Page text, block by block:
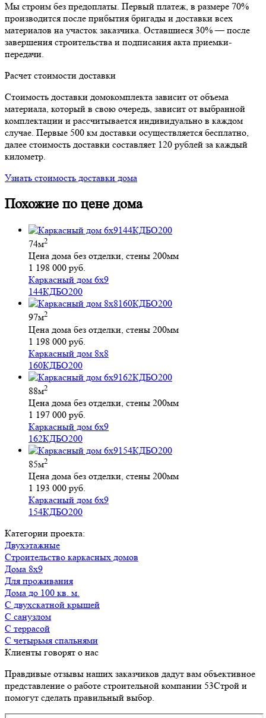
Мы строим без предоплаты. Первый платеж, в размере 70%
производится после прибытия бригады и доставки всех
материалов на участок заказчика. Оставшиеся 30% — после
завершения строительства и подписания акта приемки-
передачи.
Расчет стоимости доставки
Стоимость доставки домокомплекта зависит от объема
материала, который в свою очередь, зависит от выбранной
комплектации и рассчитывается индивидуально в каждом
случае. Первые 500 км доставки осуществляется бесплатно,
далее стоимость доставки составляет 120 рублей за каждый
километр.
Узнать стоимость доставки дома
Похожие по цене дома
74м2
Цена дома без отделки, стены 200мм
1 198 000 руб.
Каркасный дом 6х9
144КДБО200
97м2
Цена дома без отделки, стены 200мм
1 198 000 руб.
Каркасный дом 8х8
160КДБО200
88м2
Цена дома без отделки, стены 200мм
1 197 000 руб.
Каркасный дом 6х9
162КДБО200
85м2
Цена дома без отделки, стены 200мм
1 193 000 руб.
Каркасный дом 6х9
154КДБО200
Категории проекта:
Двухэтажные
Строительство каркасных домов
Дома 8х9
для проживания
Дома до 100 кв. м.
с двухскатной крышей
с санузлом
с террасой
с четырьмя спальнями
Клиенты говорят о нас
Правдивые отзывы наших заказчиков дадут вам объективное
представление о работе строительной компании 53Строй и
помогут сделать правильный выбор.